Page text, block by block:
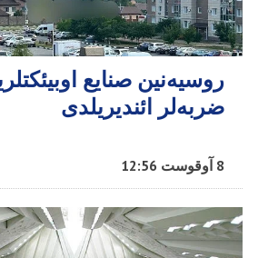
روسیه‌نین صنایع
ضربه‌لر ائندیریلدی
8 آوقوست 12:56